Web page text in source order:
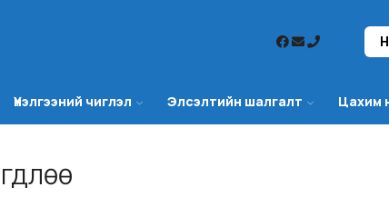
Үнэлгээний чиглэл Элсэлтийн шалгалт Цахим